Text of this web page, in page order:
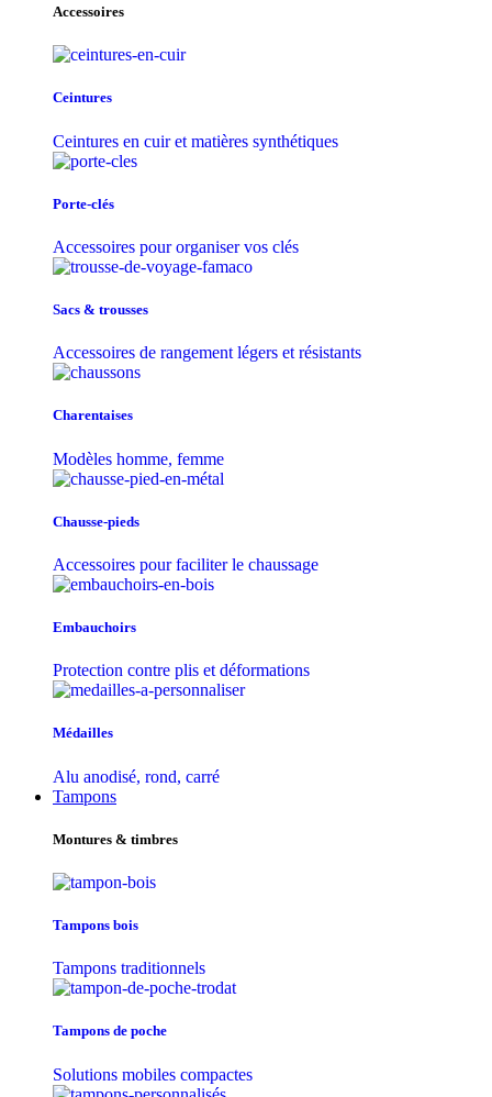
Accessoires
Ceintures
Ceintures en cuir et matières synthétiques
Porte-clés
Accessoires pour organiser vos clés
Sacs & trousse​s
Accessoires de rangement légers et résistants
Charentaises
Modèles homme, femme
Chausse-pieds
Accessoires pour faciliter le chaussage
Embauchoirs
Protection contre plis et déformations
Médailles
Alu anodisé, rond, carré
Tampons
Montures & timbres
Tampons bois
Tampons traditionnels
Tampons de poche
Solutions mobiles compactes